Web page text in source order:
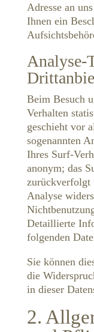
Adresse an
Ihnen ein
Analyse-
Beim Besuch
Verhalten
geschieht vor
sogenannten
Ihres Surf-
anonym; das
zurückverfolgt
Analyse
Detaillierte
folgenden
Sie können
die
in dieser
2.